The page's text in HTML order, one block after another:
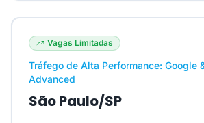
Vagas Limitadas
Tráfego de Alta Performance: Google
Advanced
São Paulo/SP